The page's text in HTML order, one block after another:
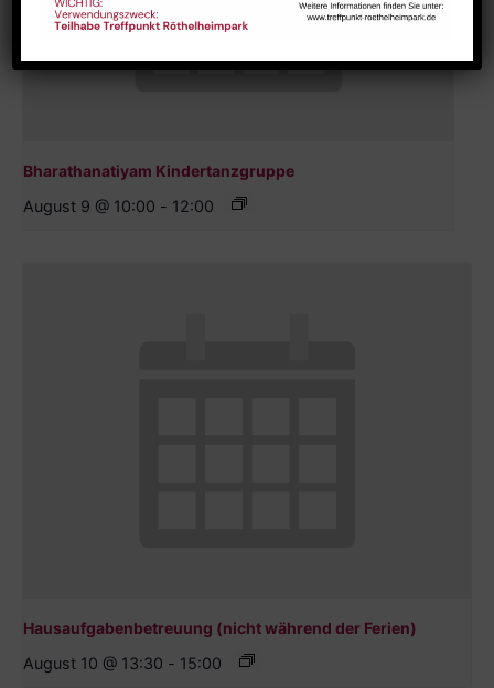
Bharathanatiyam Kindertanzgruppe
August 9 @ 10:00 - 12:00
Hausaufgabenbetreuung (nicht während der Ferien)
August 10 @ 13:30 - 15:00